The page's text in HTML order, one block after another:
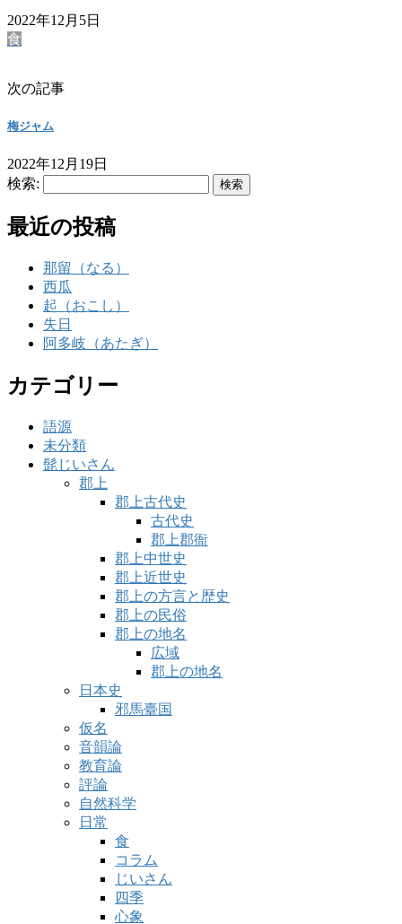
2022年12月5日
食
次の記事
梅ジャム
2022年12月19日
検索:
最近の投稿
那留（なる）
西瓜
起（おこし）
失日
阿多岐（あたぎ）
カテゴリー
語源
未分類
髭じいさん
郡上
郡上古代史
古代史
郡上郡衙
郡上中世史
郡上近世史
郡上の方言と歴史
郡上の民俗
郡上の地名
広域
郡上の地名
日本史
邪馬臺国
仮名
音韻論
教育論
評論
自然科学
日常
食
コラム
じいさん
四季
心象